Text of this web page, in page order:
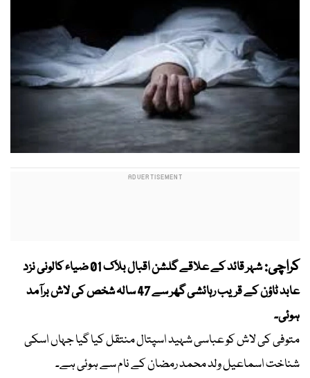
کراچی:
شہر قائد کے علاقے گلشن اقبال بلاک 01 ضیاء کالونی نزد
عابد ٹاؤن کے قریب رہائشی گھر سے 47 سالہ شخص کی لاش برآمد
ہوئی۔
متوفی کی لاش کو عباسی شہید اسپتال منتقل کیا گیا جہاں اسکی
شناخت اسماعیل ولد محمد رمضان کے نام سے ہوئی ہے۔